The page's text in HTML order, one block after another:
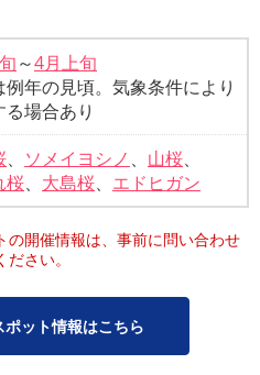
～4月上旬
例年の見頃。気象条件により
場合あり
、 ソメイヨシノ 、 山桜、
桜、 大島桜、 エドヒガン
の開催情報は、事前に問い合わせ
さい。
ット情報はこちら